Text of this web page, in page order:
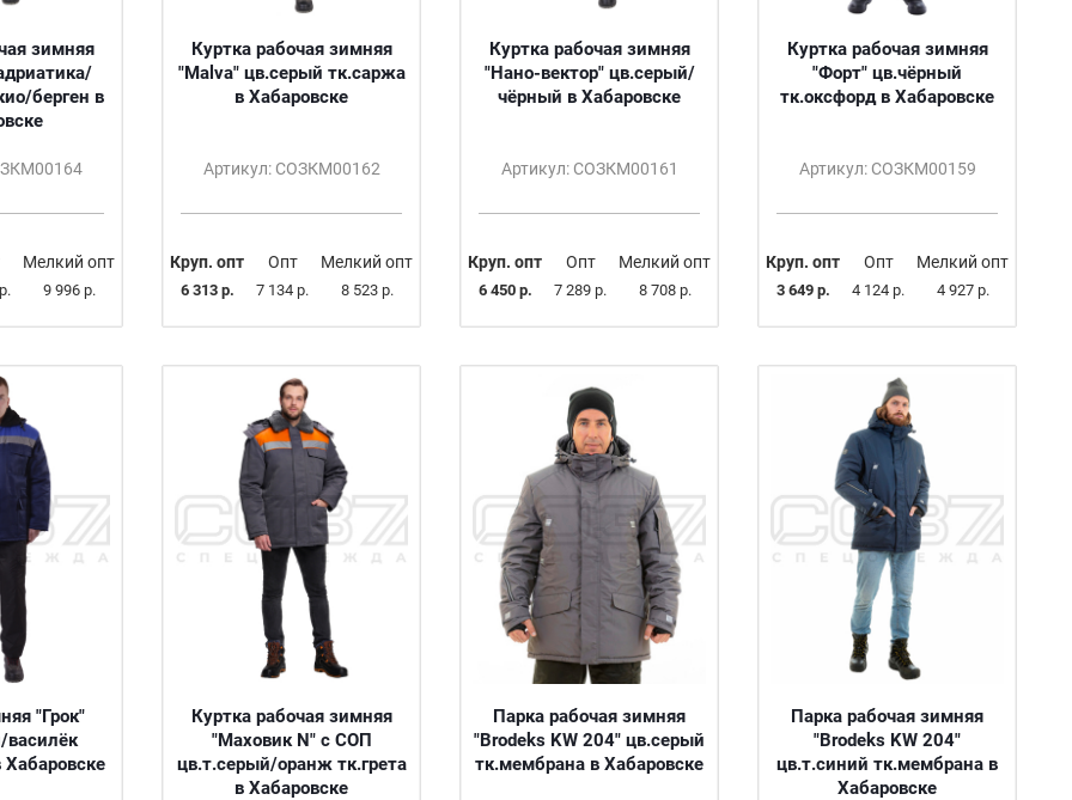
зимняя
берген в
Мелкий опт
9 996 р.
Куртка рабочая зимняя
"Malva" цв.серый тк.саржа
в Хабаровске
Артикул: СОЗКМ00162
Круп. опт
6 313 р.
Опт
7 134 р.
Мелкий опт
8 523 р.
Куртка рабочая зимняя
"Нано-вектор" цв.серый/
чёрный в Хабаровске
Артикул: СОЗКМ00161
Круп. опт
6 450 р.
Опт
7 289 р.
Мелкий опт
8 708 р.
Куртка рабочая зимняя
"Форт" цв.чёрный
тк.оксфорд в Хабаровске
Артикул: СОЗКМ00159
Круп. опт
3 649 р.
Опт
4 124 р.
Мелкий опт
4 927 р.
"Грок"
василёк
Хабаровске
Куртка рабочая зимняя
"Маховик N" с СОП
цв.т.серый/оранж тк.грета
в Хабаровске
Парка рабочая зимняя
"Brodeks KW 204" цв.серый
тк.мембрана в Хабаровске
Парка рабочая зимняя
"Brodeks KW 204"
цв.т.синий тк.мембрана в
Хабаровске